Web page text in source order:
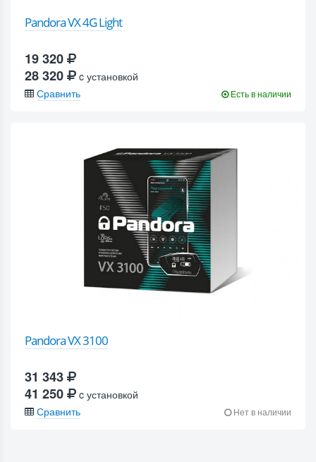
Pandora VX 4G Light
19 320
28 320
c установкой
Сравнить
Есть в наличии
Pandora VX 3100
31 343
41 250
c установкой
Сравнить
Нет в наличии